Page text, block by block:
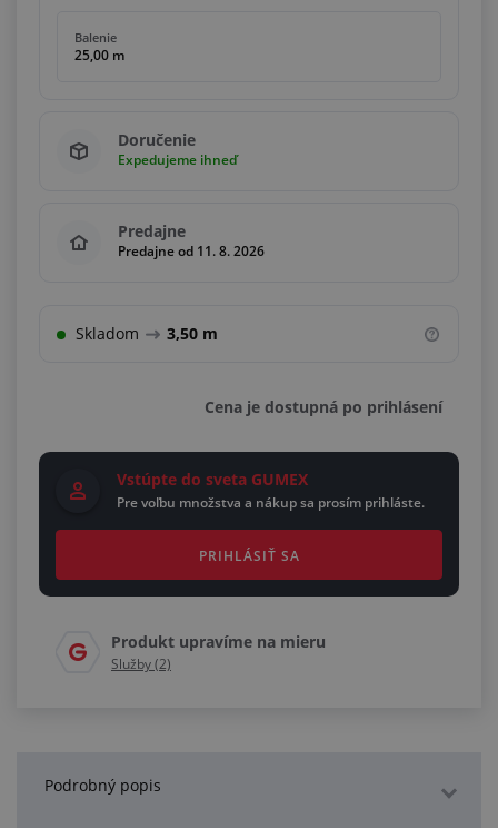
Balenie
25,00 m
Doručenie
Expedujeme ihneď
Predajne
Predajne od 11. 8. 2026
Skladom 3,50 m
Cena je dostupná po prihlásení
Vstúpte do sveta GUMEX
Pre voľbu množstva a nákup sa prosím prihláste.
PRIHLÁSIŤ SA
Produkt upravíme na mieru
Služby (2)
Podrobný popis